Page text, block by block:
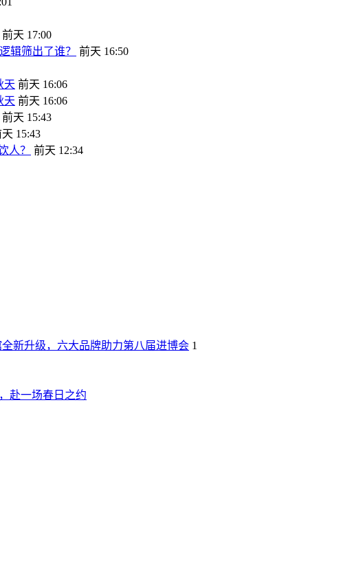
前天 17:00
辑筛出了谁？
前天 16:50
天 前天 16:06
天 前天 16:06
前天 15:43
15:43
人？
前天 12:34
新升级，六大品牌助力第八届进博会 1
赴一场春日之约